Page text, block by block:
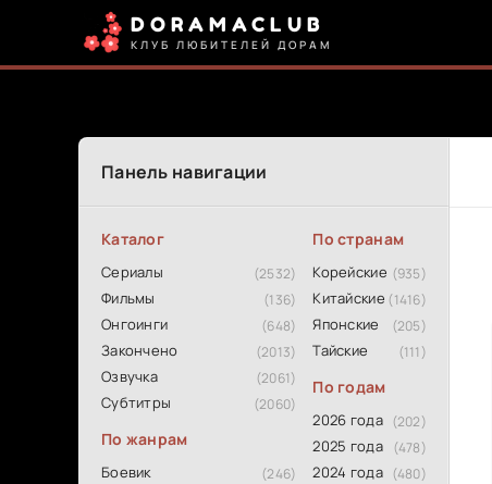
DORAMACLUB
КЛУБ ЛЮБИТЕЛЕЙ ДОРАМ
Панель навигации
Каталог
Сериалы (2532)
Фильмы (136)
Онгоинги (648)
Закончено (2013)
Озвучка (2061)
Субтитры (2060)
По жанрам
Боевик (246)
По странам
Корейские (935)
Китайские (1416)
Японские (205)
Тайские (111)
По годам
2026 года (202)
2025 года (478)
2024 года (480)